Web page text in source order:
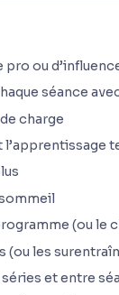
pro ou
séance
charge
l’apprentissage
(ou le
(ou les
et entre